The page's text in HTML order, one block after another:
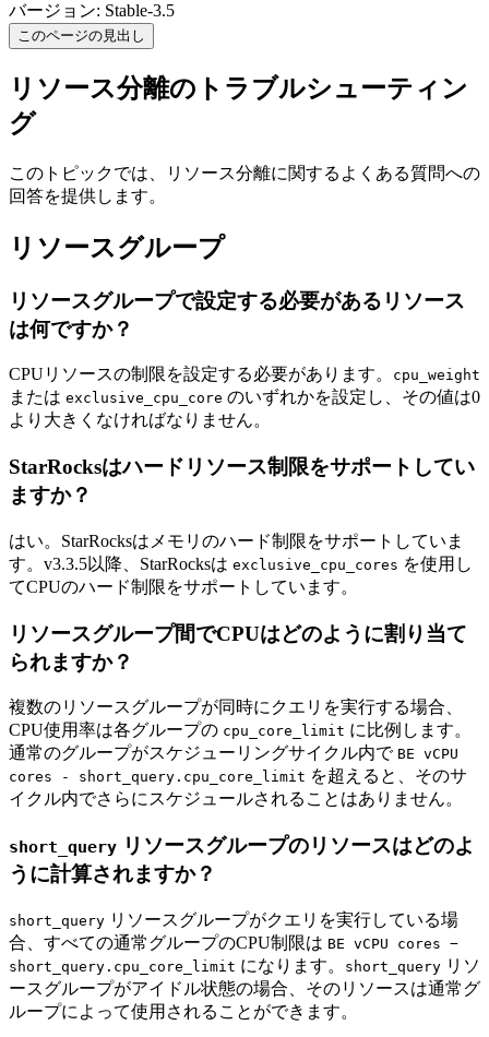
バージョン: Stable-3.5
このページの見出し
リソース分離のトラブルシューティン
グ
このトピックでは、リソース分離に関するよくある質問への
回答を提供します。
リソースグループ
リソースグループで設定する必要があるリソース
は何ですか？
CPUリソースの制限を設定する必要があります。 cpu_weight
または exclusive_cpu_core のいずれかを設定し、その値は0
より大きくなければなりません。
StarRocksはハードリソース制限をサポートしてい
ますか？
はい。StarRocksはメモリのハード制限をサポートしていま
す。v3.3.5以降、StarRocksは exclusive_cpu_cores を使用し
てCPUのハード制限をサポートしています。
リソースグループ間でCPUはどのように割り当て
られますか？
複数のリソースグループが同時にクエリを実行する場合、
CPU使用率は各グループの cpu_core_limit に比例します。
通常のグループがスケジューリングサイクル内で BE vCPU
cores - short_query.cpu_core_limit を超えると、そのサ
イクル内でさらにスケジュールされることはありません。
short_query リソースグループのリソースはどのよ
うに計算されますか？
short_query リソースグループがクエリを実行している場
合、すべての通常グループのCPU制限は BE vCPU cores −
short_query.cpu_core_limit になります。 short_query リソ
ースグループがアイドル状態の場合、そのリソースは通常グ
ループによって使用されることができます。